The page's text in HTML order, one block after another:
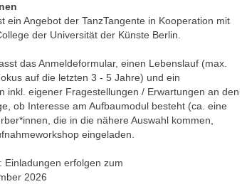
ein Angebot der TanzTangente in Kooperation mit
der Universität der Künste Berlin.
das Anmeldeformular, einen Lebenslauf (max.
auf die letzten 3 - 5 Jahre) und ein
inkl. eigener Fragestellungen / Erwartungen an den
ob Interesse am Aufbaumodul besteht (ca. eine
die in die nähere Auswahl kommen,
eingeladen.
Einladungen erfolgen zum
2026